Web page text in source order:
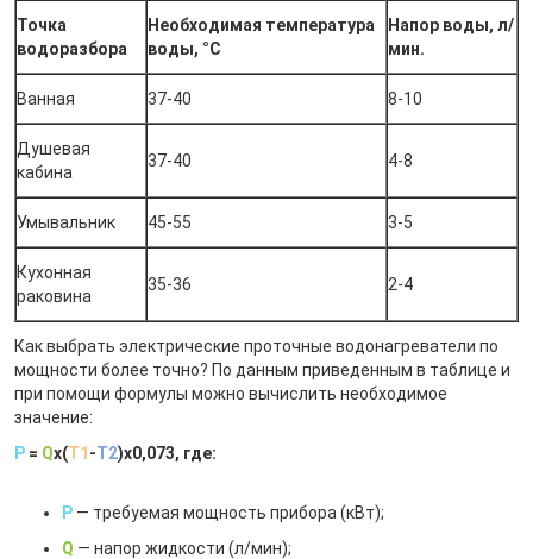
Точка
водоразбора
Необходимая температура
воды, °С
Напор воды, л/
мин.
Ванная 37-40 8-10
Душевая
кабина
37-40 4-8
Умывальник 45-55 3-5
Кухонная
раковина
35-36 2-4
Как выбрать электрические проточные водонагреватели по
мощности более точно? По данным приведенным в таблице и
при помощи формулы можно вычислить необходимое
значение:
P = Qx(T1 -T2)x0,073, где:
P — требуемая мощность прибора (кВт);
Q — напор жидкости (л/мин);